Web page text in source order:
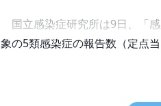
国立感染症研究所は9日、「
象の5類感染症の報告数（定点